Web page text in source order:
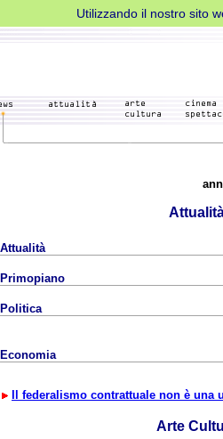
Utilizzando il nostro sito
Attualità
Primopiano
Politica
Economia
Il federalismo contrattuale non è una
Arte